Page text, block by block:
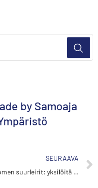
by Samoaja
SEURAAVA
Suomen suurleirit: yksilöitä ja sisaruksia 44 vuoden ajalta